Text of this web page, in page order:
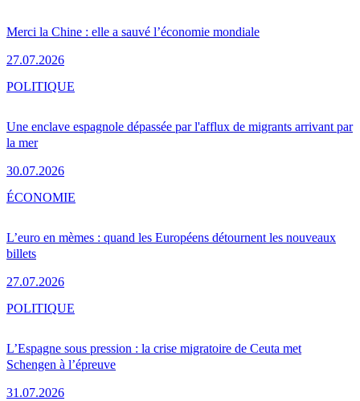
Merci la Chine : elle a sauvé l’économie mondiale
27.07.2026
Une enclave espagnole dépassée par l'afflux de migrants arrivant par
la mer
30.07.2026
POLITIQUE
L’euro en mèmes : quand les Européens détournent les nouveaux
billets
27.07.2026
ÉCONOMIE
L’Espagne sous pression : la crise migratoire de Ceuta met
Schengen à l’épreuve
31.07.2026
POLITIQUE